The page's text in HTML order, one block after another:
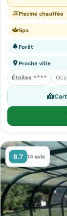
Piscine chauffée
Spa
Forêt
Proche ville
Étoiles ****
8.7 14 avis